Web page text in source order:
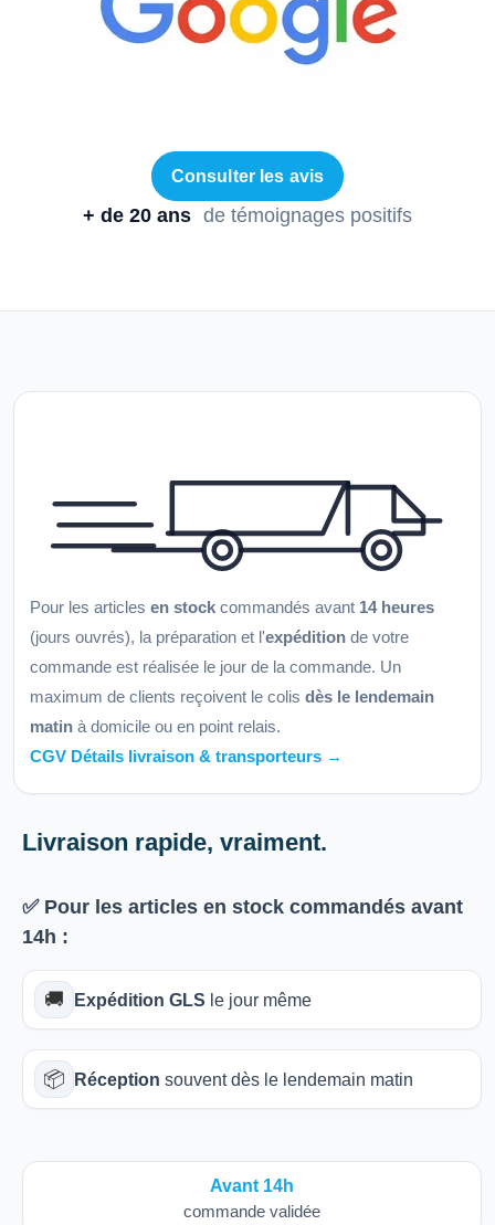
Consulter les avis
+ de 20 ans de témoignages positifs
Pour les articles en stock commandés avant 14 heures
(jours ouvrés), la préparation et l'expédition de votre
commande est réalisée le jour de la commande. Un
maximum de clients reçoivent le colis dès le lendemain
matin à domicile ou en point relais.
CGV Détails livraison & transporteurs →
Livraison rapide, vraiment.
✅ Pour les articles en stock commandés avant
14h :
🚚 Expédition GLS le jour même
📦 Réception souvent dès le lendemain matin
Avant 14h
commande validée